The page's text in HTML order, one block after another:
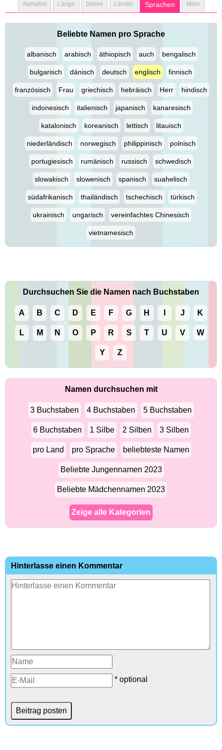
Alphabet Länge Silben Länder Sprachen Mehr
Beliebte Namen pro Sprache
albanisch arabisch äthiopisch auch bengalisch
bulgarisch dänisch deutsch englisch finnisch
französisch Frau griechisch hebräisch Herr hindisch
indonesisch italienisch japanisch kanaresisch
katalonisch koreanisch lettisch litauisch
niederländisch norwegisch philippinisch polnisch
portugiesisch rumänisch russisch schwedisch
slowakisch slowenisch spanisch suahelisch
südafrikanisch thailändisch tschechisch türkisch
ukrainisch ungarisch vereinfachtes Chinesisch
vietnamesisch
Durchsuchen Sie die Namen nach Buchstaben
A B C D E F G H J K
L M N O P R S T U V W
Y Z
Namen durchsuchen mit
3 Buchstaben 4 Buchstaben 5 Buchstaben
6 Buchstaben 1 Silbe 2 Silben 3 Silben
pro Land pro Sprache beliebteste Namen
Beliebte Jungennamen 2023
Beliebte Mädchennamen 2023
Zeige alle Kategorien
Hinterlasse einen Kommentar
* optional